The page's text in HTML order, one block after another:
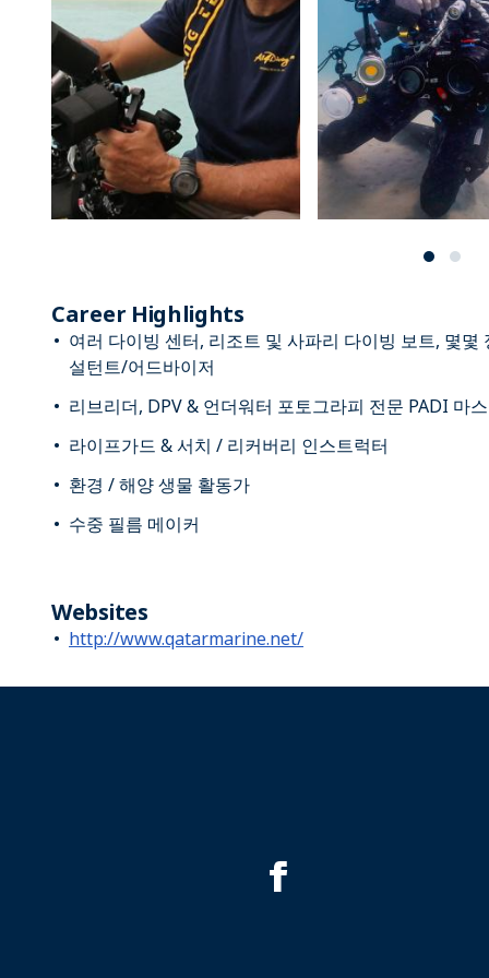
Career Highlights
여러 다이빙 센터, 리조트 및 사파리 다이빙 보트, 몇
설턴트/어드바이저
리브리더, DPV & 언더워터 포토그라피 전문 PADI 마
라이프가드 & 서치 / 리커버리 인스트럭터
환경 / 해양 생물 활동가
수중 필름 메이커
Websites
http://www.qatarmarine.net/